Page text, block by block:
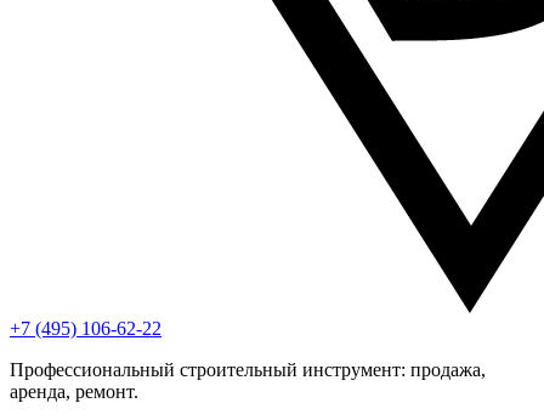
+7 (495) 106-62-22
Профессиональный строительный инструмент: продажа,
аренда, ремонт.